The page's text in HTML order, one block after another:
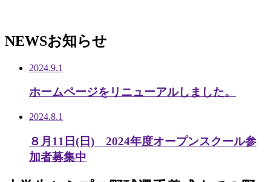
NEWSお知らせ
2024.9.1
ホームページをリニューアルしました。
2024.8.1
８月11日(日) 2024年度オープンスクール参
加者募集中